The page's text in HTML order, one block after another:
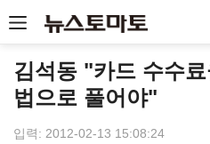
김석동 "카드 수수
법으로 풀어야"
입력: 2012-02-13 15:08:24